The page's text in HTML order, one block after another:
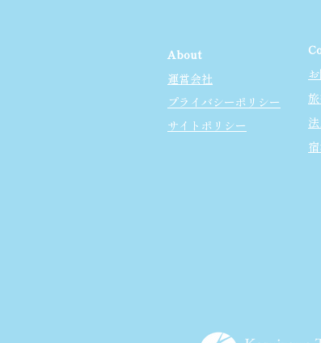
About
運営会社
プライバシーポリシー
サイトポリシー